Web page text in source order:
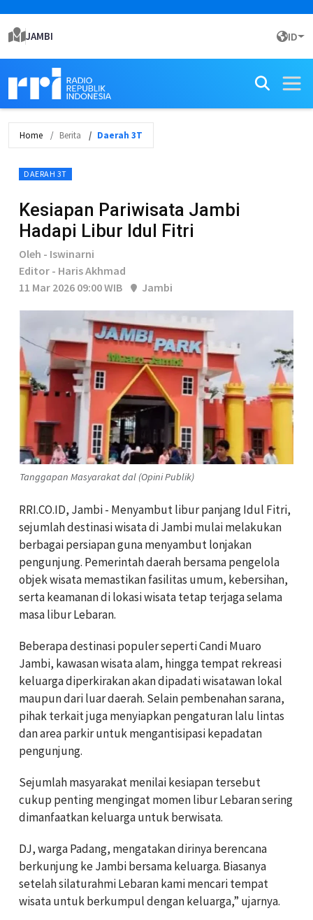
JAMBI ID
Home Berita Daerah 3T
DAERAH 3T
Kesiapan Pariwisata Jambi
Hadapi Libur Idul Fitri
Oleh - Iswinarni
Editor - Haris Akhmad
11 Mar 2026 09:00 WIB
Jambi
Tanggapan Masyarakat dal (Opini Publik)
RRI.CO.ID, Jambi - Menyambut libur panjang Idul Fitri,
sejumlah destinasi wisata di Jambi mulai melakukan
berbagai persiapan guna menyambut lonjakan
pengunjung. Pemerintah daerah bersama pengelola
objek wisata memastikan fasilitas umum, kebersihan,
serta keamanan di lokasi wisata tetap terjaga selama
masa libur Lebaran.
Beberapa destinasi populer seperti Candi Muaro
Jambi, kawasan wisata alam, hingga tempat rekreasi
keluarga diperkirakan akan dipadati wisatawan lokal
maupun dari luar daerah. Selain pembenahan sarana,
pihak terkait juga menyiapkan pengaturan lalu lintas
dan area parkir untuk mengantisipasi kepadatan
pengunjung.
Sejumlah masyarakat menilai kesiapan tersebut
cukup penting mengingat momen libur Lebaran sering
dimanfaatkan keluarga untuk berwisata.
DJ, warga Padang, mengatakan dirinya berencana
berkunjung ke Jambi bersama keluarga. Biasanya
setelah silaturahmi Lebaran kami mencari tempat
wisata untuk berkumpul dengan keluarga,” ujarnya.